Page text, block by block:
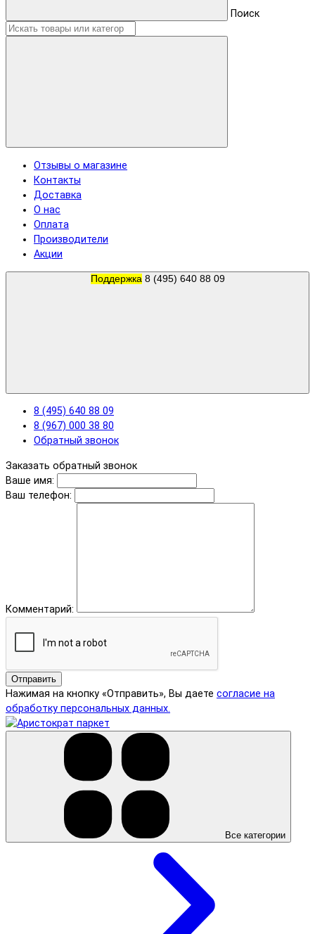
Поиск
Отзывы о магазине
Контакты
Доставка
О нас
Оплата
Производители
Акции
Поддержка 8 (495) 640 88 09
8 (495) 640 88 09
8 (967) 000 38 80
Обратный звонок
Заказать обратный звонок
Ваше имя:
Ваш телефон:
Комментарий:
Отправить
Нажимая на кнопку «Отправить», Вы даете согласие на
обработку персональных данных.
Все категории